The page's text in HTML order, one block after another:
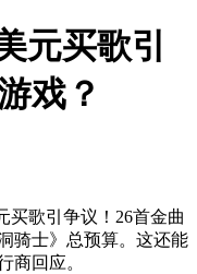
元买歌引
戏？
买歌引争议！26首金曲
骑士》总预算。这还能
商回应。